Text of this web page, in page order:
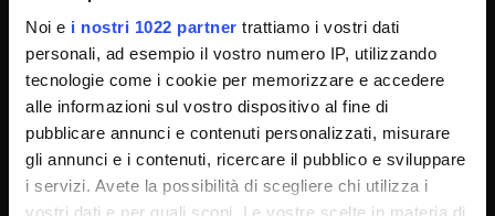
Noi e i nostri 1022 partner trattiamo i vostri dati
personali, ad esempio il vostro numero IP, utilizzando
tecnologie come i cookie per memorizzare e accedere
alle informazioni sul vostro dispositivo al fine di
pubblicare annunci e contenuti personalizzati, misurare
gli annunci e i contenuti, ricercare il pubblico e sviluppare
i servizi. Avete la possibilità di scegliere chi utilizza i
Official University Register
Job vacancies
Notifications
Terms and conditions